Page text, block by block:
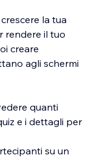
la tua
rendere il tuo
creare
agli schermi
quanti
e i dettagli per
su un